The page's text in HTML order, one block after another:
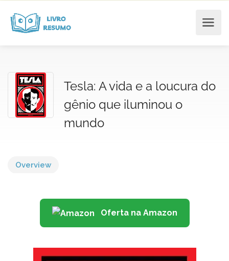
Tesla: A vida e a loucura do
gênio que iluminou o
mundo
Overview
Oferta na Amazon